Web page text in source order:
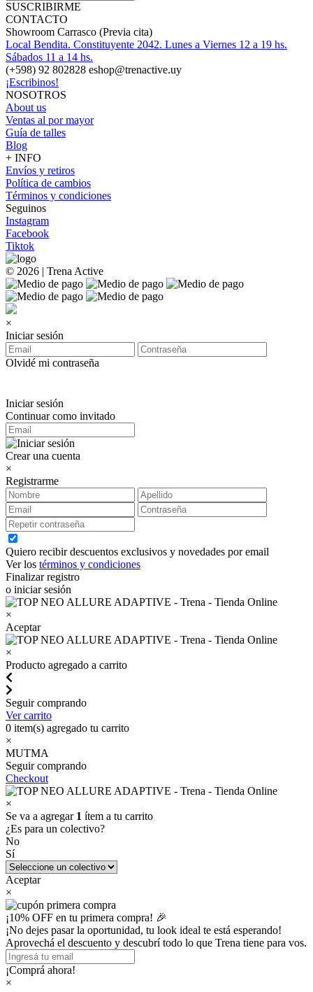
SUSCRIBIRME
CONTACTO
Showroom Carrasco (Previa cita)
Local Bendita. Constituyente 2042. Lunes a Viernes 12 a 19 hs.
Sábados 11 a 14 hs.
(+598) 92 802828 eshop@trenactive.uy
¡Escribinos!
NOSOTROS
About us
Ventas al por mayor
Guía de talles
Blog
+ INFO
Envíos y retiros
Política de cambios
Términos y condiciones
Seguinos
Instagram
Facebook
Tiktok
© 2026 | Trena Active
×
Iniciar sesión
Olvidé mi contraseña
Iniciar sesión
Continuar como invitado
Crear una cuenta
×
Registrarme
Quiero recibir descuentos exclusivos y novedades por email
Ver los términos y condiciones
Finalizar registro
o iniciar sesión
×
Aceptar
×
Producto agregado a carrito
Seguir comprando
Ver carrito
0 item(s) agregado tu carrito
×
MUTMA
Seguir comprando
Checkout
×
Se va a agregar 1 ítem a tu carrito
¿Es para un colectivo?
No
Sí
Aceptar
×
¡10% OFF en tu primera compra! 🎉
¡No dejes pasar la oportunidad, tu look ideal te está esperando!
Aprovechá el descuento y descubrí todo lo que Trena tiene para vos.
¡Comprá ahora!
×